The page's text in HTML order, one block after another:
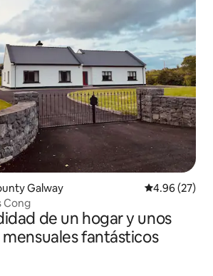
Galway Calificación
4.96 (27)
Cong
de un hogar y unos
fantásticos